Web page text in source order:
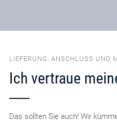
LIEFERUNG, ANSCHLUSS UND
Ich vertraue
Das sollten Sie auch! Wir